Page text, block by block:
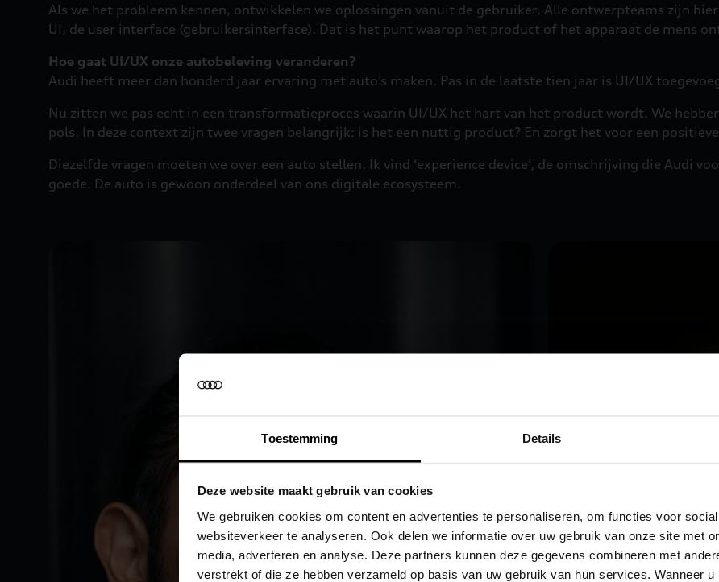
Toestemming Details
Deze website maakt gebruik van cookies
We gebruiken cookies om content en advertenties te personaliseren, om functies voor
websiteverkeer te analyseren. Ook delen we informatie over uw gebruik van onze site met
media, adverteren en analyse. Deze partners kunnen deze gegevens combineren met
verstrekt of die ze hebben verzameld op basis van uw gebruik van hun services. Wanneer u
Als we het probleem kennen, ontwikkelen we oplossingen vanuit de gebruiker. Alle ontwerpteams zijn
UI, de user interface (gebruikersinterface). Dat is het punt waarop het product of het apparaat de mens
Hoe gaat UI/UX onze autobeleving veranderen?
Audi heeft meer dan honderd jaar ervaring met auto’s maken. Pas in de laatste tien jaar is UI/UX
Nu zitten we pas echt in een transformatieproces waarin UI/UX het hart van het product wordt. We
pols. In deze context zijn twee vragen belangrijk: is het een nuttig product? En zorgt het voor een
Diezelfde vragen moeten we over een auto stellen. Ik vind ‘experience device’, de omschrijving die Audi
goede. De auto is gewoon onderdeel van ons digitale ecosysteem.